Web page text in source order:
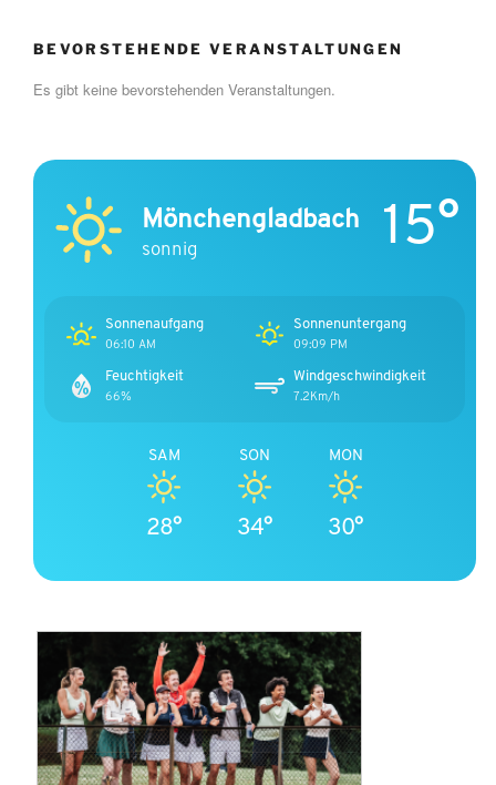
BEVORSTEHENDE VERANSTALTUNGEN
Es gibt keine bevorstehenden Veranstaltungen.
Mönchengladbach
sonnig 15°
Sonnenaufgang
06:10 AM
Sonnenuntergang
09:09 PM
Feuchtigkeit
66%
Windgeschwindigkeit
7.2Km/h
SAM
28°
SON
34°
MON
30°